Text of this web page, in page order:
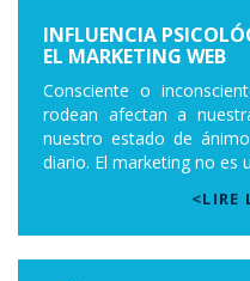
INFLUENCIA
EL MARKETING WEB
Consciente o
rodean afectan a
nuestro estado de
diario. El marketing no es
<LIRE